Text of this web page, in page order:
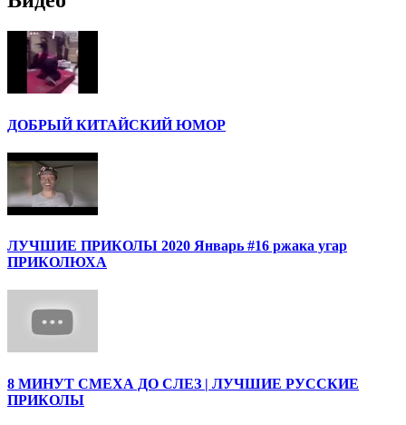
ДОБРЫЙ КИТАЙСКИЙ ЮМОР
ЛУЧШИЕ ПРИКОЛЫ 2020 Январь #16 ржака угар
ПРИКОЛЮХА
8 МИНУТ СМЕХА ДО СЛЕЗ | ЛУЧШИЕ РУССКИЕ
ПРИКОЛЫ